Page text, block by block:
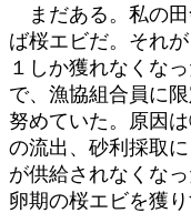
まだある。私の田
ば桜エビだ。それ
１しか獲れなくな
で、漁協組合員に
努めていた。原因
の流出、砂利採取
が供給されなくな
卵期の桜エビを獲